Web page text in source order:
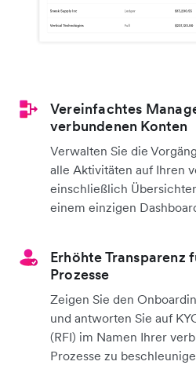
Vereinfachtes
verbundenen Konten
Verwalten Sie die
alle Aktivitäten auf Ihren
einschließlich
einem einzigen
Erhöhte Transparenz
Prozesse
Zeigen Sie den
und antworten Sie auf
(RFI) im Namen Ihrer
Prozesse zu